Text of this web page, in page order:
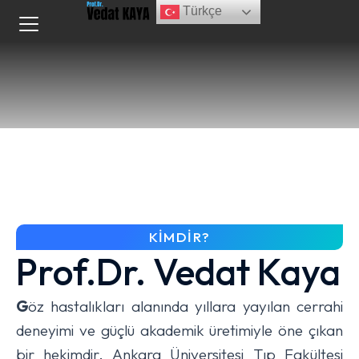
Türkçe
KIMDIR?
Prof.Dr. Vedat Kaya
Göz hastalıkları alanında yıllara yayılan cerrahi
deneyimi ve güçlü akademik üretimiyle öne çıkan
bir hekimdir. Ankara Üniversitesi Tıp Fakültesi